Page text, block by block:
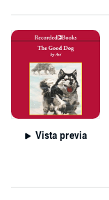
Vista previa